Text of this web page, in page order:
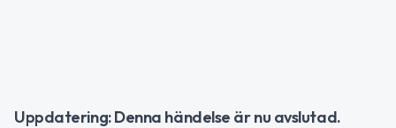
Uppdatering: Denna händelse är nu avslutad.